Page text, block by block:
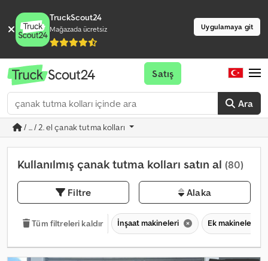
TruckScout24
Mağazada ücretsiz Uygulamaya git
Ara
Satış
/ ... / 2. el çanak tutma kolları
Kullanılmış çanak tutma kolları satın al (80)
Filtre Alaka
Tüm filtreleri kaldır İnşaat makineleri Ek makineler